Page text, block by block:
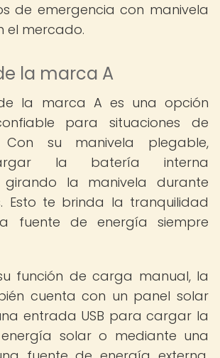
de emergencia con manivela
el mercado.
la marca A
la marca A es una opción
para situaciones de
Con su manivela plegable,
la batería interna
girando la manivela durante
Esto te brinda la tranquilidad
fuente de energía siempre
función de carga manual, la
cuenta con un panel solar
entrada USB para cargar la
solar o mediante una